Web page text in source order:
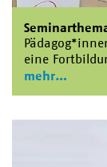
eine
mehr